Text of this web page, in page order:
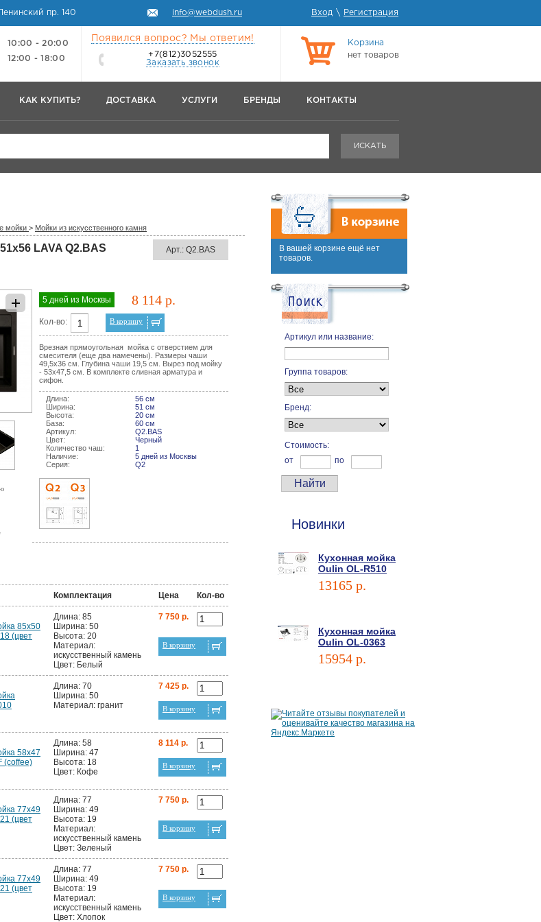
пр. 140 info@webdush.ru Вход \ Регистрация
10:00 - 20:00
12:00 - 18:00
Появился вопрос? Мы ответим!
+7(812)3052555
Заказать звонок
Корзина
нет товаров
КАК КУПИТЬ? ДОСТАВКА УСЛУГИ БРЕНДЫ КОНТАКТЫ
ИСКАТЬ
мойки > Мойки из искусственного камня
LAVA Q2.BAS
Арт.: Q2.BAS
5 дней из Москвы 8 114 р.
Кол-во: В корзину
Врезная прямоугольная мойка с отверстием для
смесителя (еще два намечены). Размеры чаши
49,5х36 см. Глубина чаши 19,5 см. Вырез под мойку
- 53х47,5 см. В комплекте сливная арматура и
сифон.
Длина:
56 см
Ширина:
51 см
Высота:
20 см
База:
60 см
Артикул:
Q2.BAS
Цвет:
Черный
Количество чаш:
1
Наличие:
5 дней из Москвы
Серия:
Q2
Комплектация Цена Кол-во
85х50
(цвет
Длина: 85
Ширина: 50
Высота: 20
Материал:
искусственный камень
Цвет: Белый
7 750 р.
В корзину
Длина: 70
Ширина: 50
Материал: гранит
7 425 р.
В корзину
58x47
(coffee)
Длина: 58
Ширина: 47
Высота: 18
Цвет: Кофе
8 114 р.
В корзину
77х49
(цвет
Длина: 77
Ширина: 49
Высота: 19
Материал:
искусственный камень
Цвет: Зеленый
7 750 р.
В корзину
77х49
(цвет
Длина: 77
Ширина: 49
Высота: 19
Материал:
искусственный камень
Цвет: Хлопок
7 750 р.
В корзину
В вашей корзине ещё нет
товаров.
Артикул или название:
Группа товаров:
Бренд:
Стоимость:
от
по
Новинки
Кухонная мойка
Oulin OL-R510
13165 p.
Кухонная мойка
Oulin OL-0363
15954 p.